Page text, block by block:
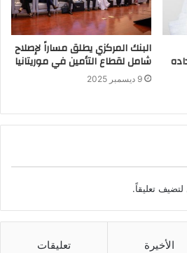
البنك المركزي يطلق مساراً لإصلاح
شامل لقطاع التأمين في موريتانيا
9 ديسمبر 2025
لتضيف تعليقاً.
الأخيرة تعليقات